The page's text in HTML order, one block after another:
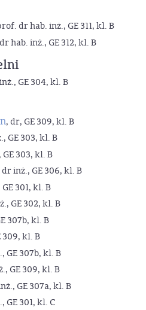
dr hab. inż., GE 311, kl. B
hab. inż., GE 312, kl. B
GE 304, kl. B
, dr, GE 309, kl. B
GE 303, kl. B
303, kl. B
dr inż., GE 306, kl. B
301, kl. B
GE 302, kl. B
307b, kl. B
309, kl. B
GE 307b, kl. B
GE 309, kl. B
GE 307a, kl. B
GE 301, kl. C